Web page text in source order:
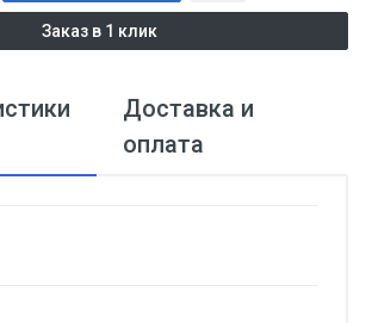
Заказ в 1 клик
Доставка и
оплата